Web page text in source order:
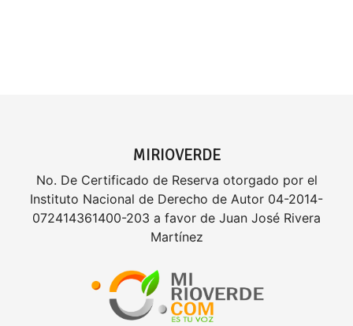
MIRIOVERDE
No. De Certificado de Reserva otorgado por el
Instituto Nacional de Derecho de Autor 04-2014-
072414361400-203 a favor de Juan José Rivera
Martínez